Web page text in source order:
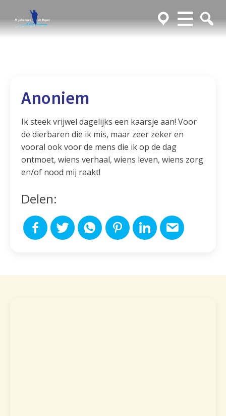
Anoniem
Ik steek vrijwel dagelijks een kaarsje aan! Voor
de dierbaren die ik mis, maar zeer zeker en
vooral ook voor de mens die ik op de dag
ontmoet, wiens verhaal, wiens leven, wiens zorg
en/of nood mij raakt!
Delen: